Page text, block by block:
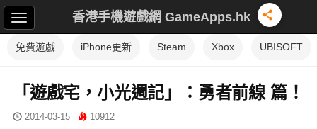
香港手機遊戲網 GameApps.hk
免費遊戲 iPhone更新 Steam Xbox UBISOFT
「遊戲宅，小光週記」：勇者前線 篇！
2014-03-15 10912